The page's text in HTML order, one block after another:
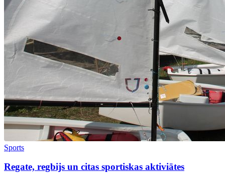
Sports
Regate, regbijs un citas sportiskas aktiviātes